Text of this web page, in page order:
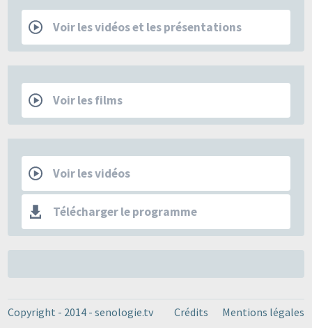
RCP
Voir les vidéos et les présentations
Films
Voir les films
Les Mercredis de la SFSPM
Voir les vidéos
Télécharger le programme
Copyright - 2014 - senologie.tv Mentions légales
Crédits